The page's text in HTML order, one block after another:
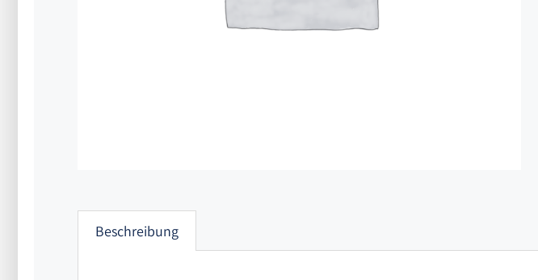
Beschreibung